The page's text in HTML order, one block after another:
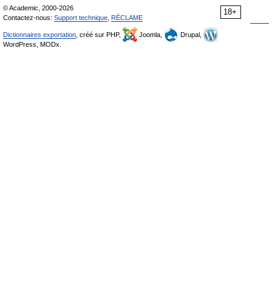
18+
© Academic, 2000-2026
Contactez-nous: Support technique RÉCLAME
Dictionnaires exportation , créé sur PHP, Joomla,
Drupal,
WordPress, MODx.